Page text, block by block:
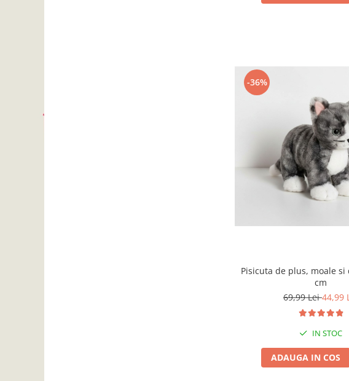
-36%
Pisicuta de plus, moale si
cm
69,99 Lei44,99
IN STOC
ADAUGA IN COS